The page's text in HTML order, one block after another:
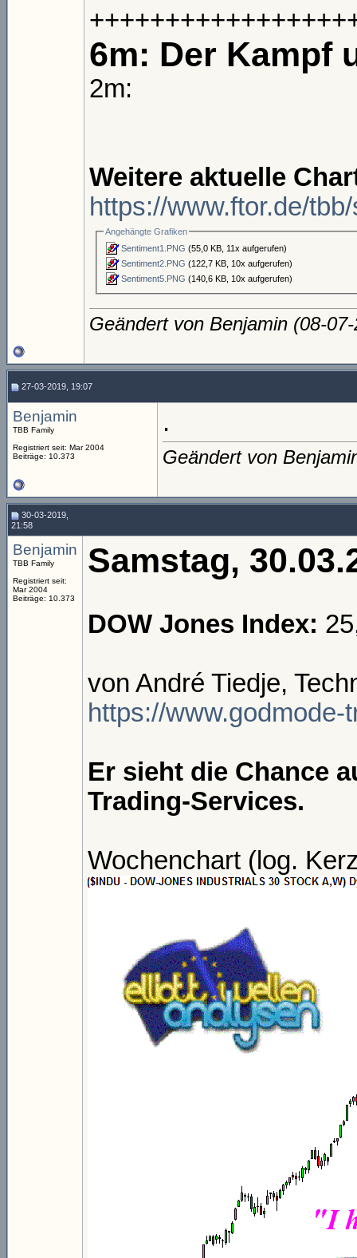
6m: Der Kampf
2m:
Weitere aktuelle
https://www.ftor.de/
Angehängte Grafiken
Sentiment1.PNG (55,0 KB, 11x aufgerufen)
Sentiment2.PNG (122,7 KB, 10x aufgerufen)
Sentiment5.PNG (140,6 KB, 10x aufgerufen)
Geändert von Benjamin (08-
27-03-2019, 19:07
Benjamin
TBB Family
Registriert seit: Mar 2004
Beiträge: 10.373
.
Geändert von
30-03-2019,
21:58
Benjamin
TBB Family
Registriert seit:
Mar 2004
Beiträge: 10.373
Samstag,
DOW Jones Index:
von André Tiedje,
https://
Er sieht die Chance
Trading-Services.
Wochenchart (log.